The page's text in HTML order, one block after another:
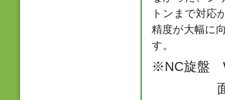
トンまで対応
精度が大幅に
す。
※‍NC旋盤
面盤サ